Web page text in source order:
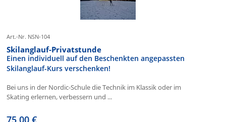
Art.-Nr. NSN-104
Skilanglauf-Privatstunde
Einen individuell auf den Beschenkten angepassten
Skilanglauf-Kurs verschenken!
Bei uns in der Nordic-Schule die Technik im Klassik oder im
Skating erlernen, verbessern und ...
75,00 €